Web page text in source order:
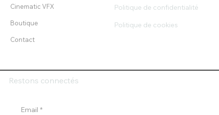
Cinematic VFX
Boutique
Contact
Politique de confidentialité
Politique de cookies
Restons connectés
Email *